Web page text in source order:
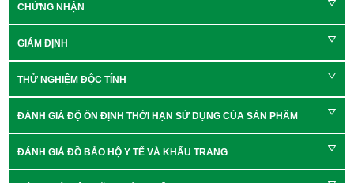
CHỨNG NHẬN
GIÁM ĐỊNH
THỬ NGHIỆM ĐỘC TÍNH
ĐÁNH GIÁ ĐỘ ỔN ĐỊNH THỜI HẠN SỬ DỤNG CỦA SẢN PHẨM
ĐÁNH GIÁ ĐỒ BẢO HỘ Y TẾ VÀ KHẨU TRANG